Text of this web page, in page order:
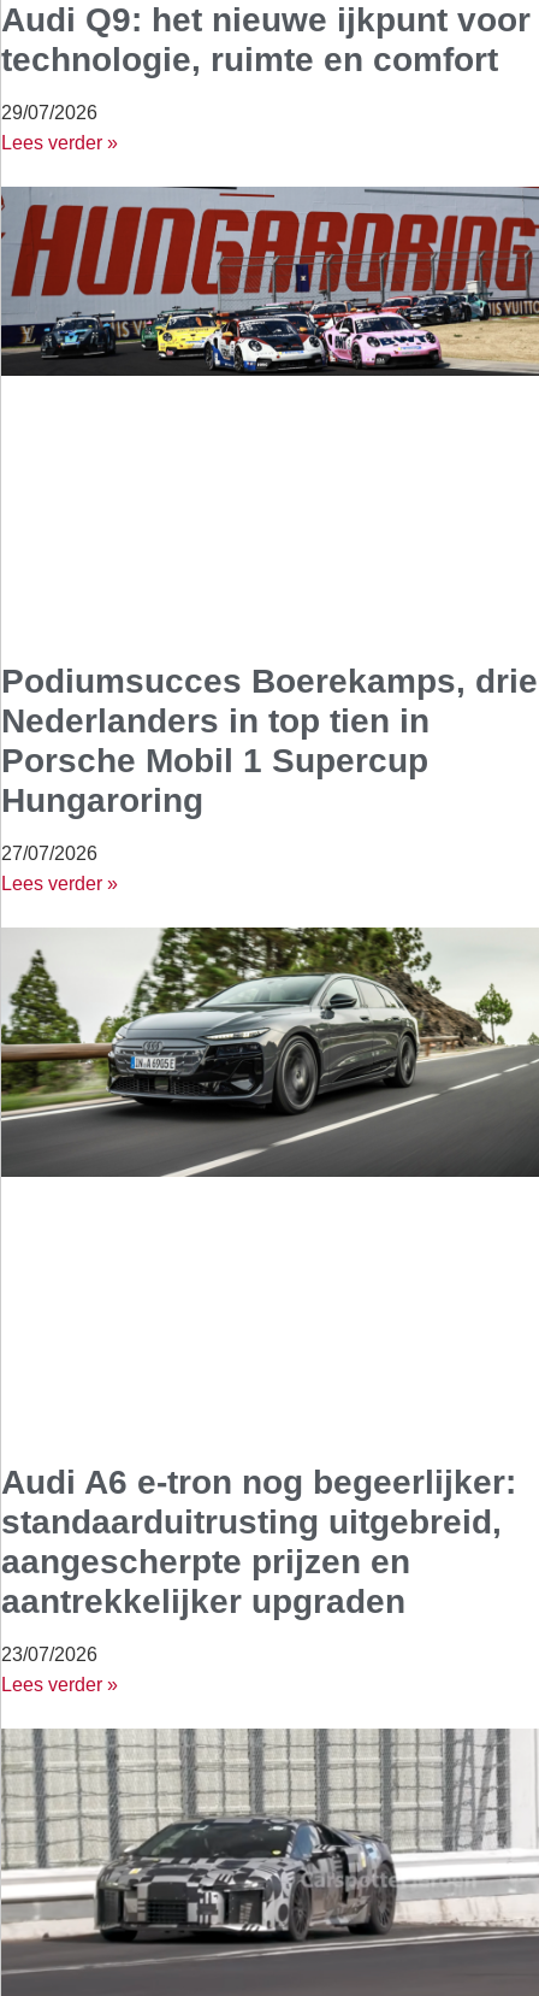
Audi Q9: het nieuwe ijkpunt voor
technologie, ruimte en comfort
29/07/2026
Lees verder »
Podiumsucces Boerekamps, drie
Nederlanders in top tien in
Porsche Mobil 1 Supercup
Hungaroring
27/07/2026
Lees verder »
Audi A6 e-tron nog begeerlijker:
standaarduitrusting uitgebreid,
aangescherpte prijzen en
aantrekkelijker upgraden
23/07/2026
Lees verder »